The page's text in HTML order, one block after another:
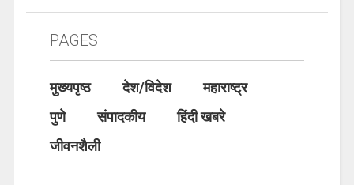
PAGES
मुख्यपृष्ठ देश/विदेश
महाराष्ट्र
पुणे
संपादकीय
हिंदी खबरे
जीवनशैली